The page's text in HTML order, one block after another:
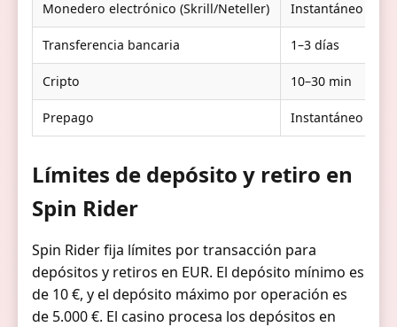
Monedero electrónico (Skrill/Neteller) Instantáneo
Transferencia bancaria 1–3 días
Cripto 10–30 min
Prepago Instantáneo
Límites de depósito y retiro en
Spin Rider
Spin Rider fija límites por transacción para
depósitos y retiros en EUR. El depósito mínimo es
de 10 €, y el depósito máximo por operación es
de 5.000 €. El casino procesa los depósitos en